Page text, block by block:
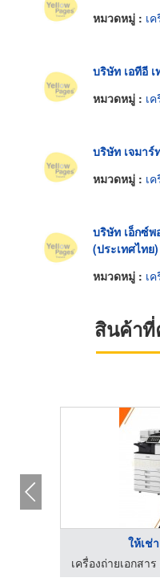
หมวดหมู่ : เ
บริษัท เอทีอี
หมวดหมู่ : เ
บริษัท เจมา
หมวดหมู่ : เ
บริษัท เอ็กซ์
(ประเทศไทย
หมวดหมู่ : เ
สินค้า
ให้เช่
เครื่องถ่ายเอกสา